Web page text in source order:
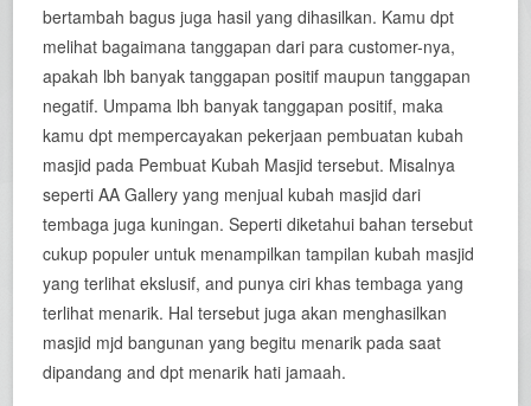
bertambah bagus juga hasil yang dihasilkan. Kamu dpt
melihat bagaimana tanggapan dari para customer-nya,
apakah lbh banyak tanggapan positif maupun tanggapan
negatif. Umpama lbh banyak tanggapan positif, maka
kamu dpt mempercayakan pekerjaan pembuatan kubah
masjid pada Pembuat Kubah Masjid tersebut. Misalnya
seperti AA Gallery yang menjual kubah masjid dari
tembaga juga kuningan. Seperti diketahui bahan tersebut
cukup populer untuk menampilkan tampilan kubah masjid
yang terlihat ekslusif, and punya ciri khas tembaga yang
terlihat menarik. Hal tersebut juga akan menghasilkan
masjid mjd bangunan yang begitu menarik pada saat
dipandang and dpt menarik hati jamaah.